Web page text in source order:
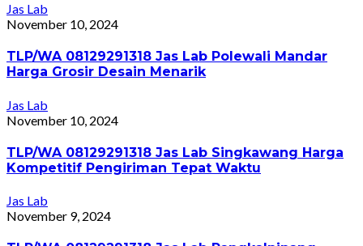
Jas Lab
November 10, 2024
TLP/WA 08129291318 Jas Lab Polewali Mandar
Harga Grosir Desain Menarik
Jas Lab
November 10, 2024
TLP/WA 08129291318 Jas Lab Singkawang Harga
Kompetitif Pengiriman Tepat Waktu
Jas Lab
November 9, 2024